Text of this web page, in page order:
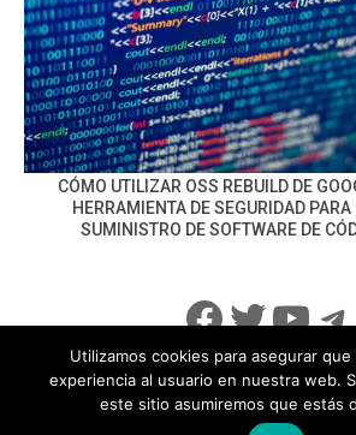
CÓMO UTILIZAR OSS REBUILD DE
HERRAMIENTA DE SEGURIDAD
SUMINISTRO DE SOFTWARE DE
info@noticiasseguridad.com
Utilizamos cookies para asegurar que
experiencia al usuario en nuestra web.
este sitio asumiremos que estás